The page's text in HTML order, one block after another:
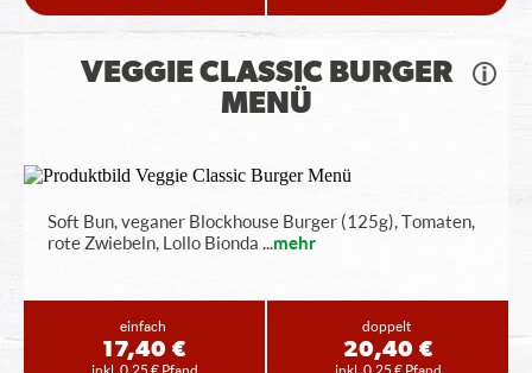
VEGGIE CLASSIC BURGER
MENÜ
Soft Bun, veganer Blockhouse Burger (125g), Tomaten,
rote Zwiebeln, Lollo Bionda ...mehr
einfach
17,40 €
inkl. 0,25 € Pfand
doppelt
20,40 €
inkl. 0,25 € Pfand